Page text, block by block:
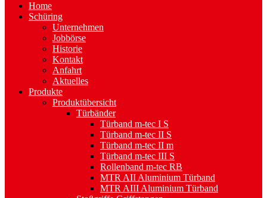
Home
Schüring
Unternehmen
Jobbörse
Historie
Kontakt
Anfahrt
Aktuelles
Produkte
Produktübersicht
Türbänder
Türband m-tec I S
Türband m-tec II S
Türband m-tec II m
Türband m-tec III S
Rollenband m-tec RB
MTR AII Aluminium Türband
MTR AIII Aluminium Türband